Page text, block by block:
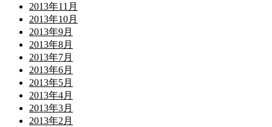
2013年11月
2013年10月
2013年9月
2013年8月
2013年7月
2013年6月
2013年5月
2013年4月
2013年3月
2013年2月